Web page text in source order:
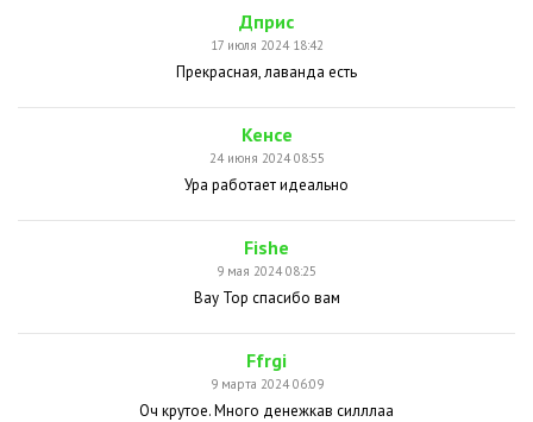
Дприс
17 июля 2024 18:42
Прекрасная, лаванда есть
Кенсе
24 июня 2024 08:55
Ура работает идеально
Fishe
9 мая 2024 08:25
Вау Тор спасибо вам
Ffrgi
9 марта 2024 06:09
Оч крутое. Много денежкав силллаа